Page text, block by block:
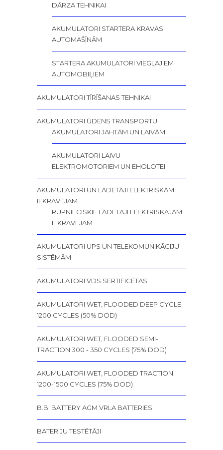
DĀRZA TEHNIKAI
AKUMULATORI STARTERA KRAVAS
AUTOMAŠĪNĀM
STARTERA AKUMULATORI VIEGLAJIEM
AUTOMOBIĻIEM
AKUMULATORI TĪRĪŠANAS TEHNIKAI
AKUMULATORI ŪDENS TRANSPORTU
AKUMULATORI JAHTĀM UN LAIVĀM
AKUMULATORI LAIVU
ELEKTROMOTORIEM UN EHOLOTEI
AKUMULATORI UN LĀDĒTĀJI ELEKTRISKĀM
IEKRĀVĒJAM
RŪPNIECISKIE LĀDĒTĀJI ELEKTRISKAJAM
IEKRĀVĒJAM
AKUMULATORI UPS UN TELEKOMUNIKĀCIJU
SISTĒMĀM
AKUMULATORI VDS SERTIFICĒTAS
AKUMULATORI WET, FLOODED DEEP CYCLE
1200 CYCLES (50% DOD)
AKUMULATORI WET, FLOODED SEMI-
TRACTION 300 - 350 CYCLES (75% DOD)
AKUMULATORI WET, FLOODED TRACTION
1200-1500 CYCLES (75% DOD)
B.B. BATTERY AGM VRLA BATTERIES
BATERIJU TESTĒTĀJI